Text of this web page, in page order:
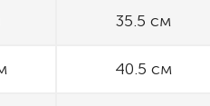
35.5 см
40.5 см